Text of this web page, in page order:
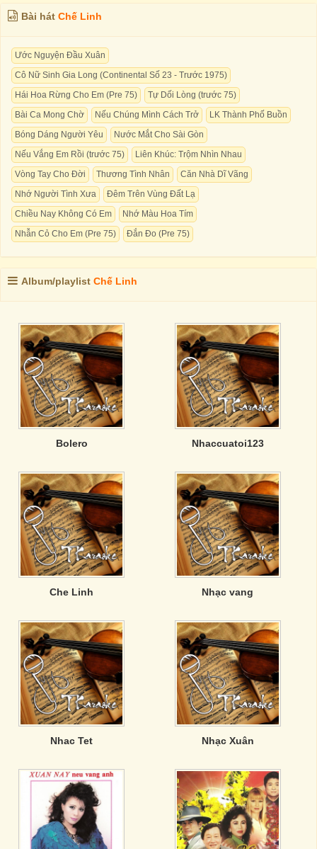
Bài hát Chế Linh
Ước Nguyện Đầu Xuân
Cô Nữ Sinh Gia Long (Continental Số 23 - Trước 1975)
Hái Hoa Rừng Cho Em (Pre 75)
Tự Dối Lòng (trước 75)
Bài Ca Mong Chờ
Nếu Chúng Mình Cách Trở
LK Thành Phố Buồn
Bóng Dáng Người Yêu
Nước Mắt Cho Sài Gòn
Nếu Vắng Em Rồi (trước 75)
Liên Khúc: Trộm Nhìn Nhau
Vòng Tay Cho Đời
Thương Tình Nhân
Căn Nhà Dĩ Vãng
Nhớ Người Tình Xưa
Đêm Trên Vùng Đất Lạ
Chiều Nay Không Có Em
Nhớ Màu Hoa Tím
Nhẫn Cỏ Cho Em (Pre 75)
Đắn Đo (Pre 75)
Album/playlist Chế Linh
Bolero Nhaccuatoi123
Che Linh Nhạc vang
Nhac Tet Nhạc Xuân